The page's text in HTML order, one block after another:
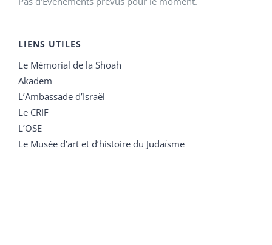
LIENS UTILES
Le Mémorial de la Shoah
Akadem
L’Ambassade d’Israël
Le CRIF
L’OSE
Le Musée d’art et d’histoire du Judaïsme